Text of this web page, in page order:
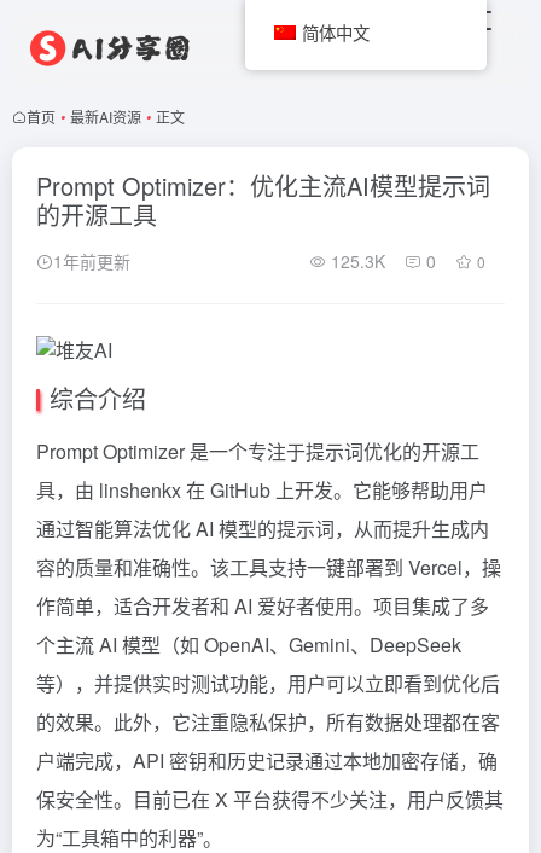
首页 • 最新AI资源 • 正文
Prompt Optimizer：优化主流AI模型提示词
的开源工具
1年前更新 125.3K 0 0
综合介绍
Prompt Optimizer 是一个专注于提示词优化的开源工
具，由 linshenkx 在 GitHub 上开发。它能够帮助用户
通过智能算法优化 AI 模型的提示词，从而提升生成内
容的质量和准确性。该工具支持一键部署到 Vercel，操
作简单，适合开发者和 AI 爱好者使用。项目集成了多
个主流 AI 模型（如 OpenAI、Gemini、DeepSeek
等），并提供实时测试功能，用户可以立即看到优化后
的效果。此外，它注重隐私保护，所有数据处理都在客
户端完成，API 密钥和历史记录通过本地加密存储，确
保安全性。目前已在 X 平台获得不少关注，用户反馈其
为“工具箱中的利器”。
简体中文